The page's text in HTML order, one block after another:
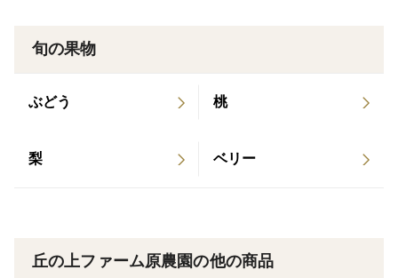
旬の果物
ぶどう 桃
梨 ベリー
丘の上ファーム原農園の他の商品